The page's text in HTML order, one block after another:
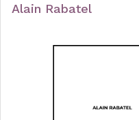
Alain Rabatel